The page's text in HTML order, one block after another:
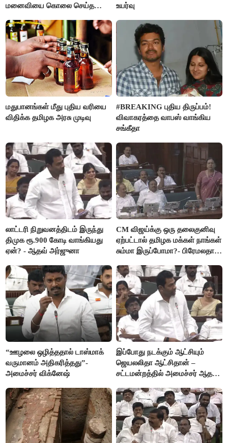
மனைவியை கொலை செய்த
உயர்வு
மதுபானங்கள் மீது புதிய வரியை
விதிக்க தமிழக அரசு முடிவு
#BREAKING புதிய திருப்பம்!
விவாகரத்தை வாபஸ் வாங்கிய
சங்கீதா
லாட்டரி நிறுவனத்திடம் இருந்து
திமுக ரூ.900 கோடி வாங்கியது
ஏன்? - ஆதவ் அர்ஜுனா
CM விஜய்க்கு ஒரு தலைகுனிவு
ஏற்பட்டால் தமிழக மக்கள் நாங்கள்
சும்மா இருப்போமா?- பிரேமலதா
“ஊழலை ஒழித்ததால் டாஸ்மாக்
வருமானம் அதிகரித்தது”-
அமைச்சர் விக்னேஷ்
இப்போது நடக்கும் ஆட்சியும்
ஜெயலலிதா ஆட்சிதான் –
சட்டமன்றத்தில் அமைச்சர் ஆதவ்